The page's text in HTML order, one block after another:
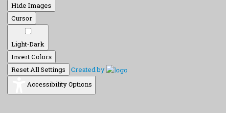
Hide Images
Cursor
Light-Dark
Invert Colors
Reset All Settings
Created by
Accessibility Options